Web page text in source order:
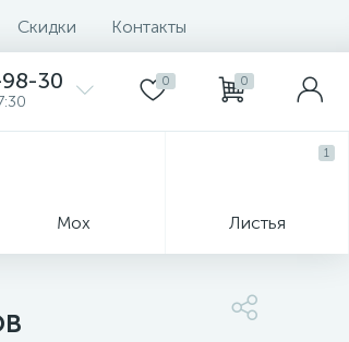
Скидки Контакты
30 0 0
Мох Листья
1